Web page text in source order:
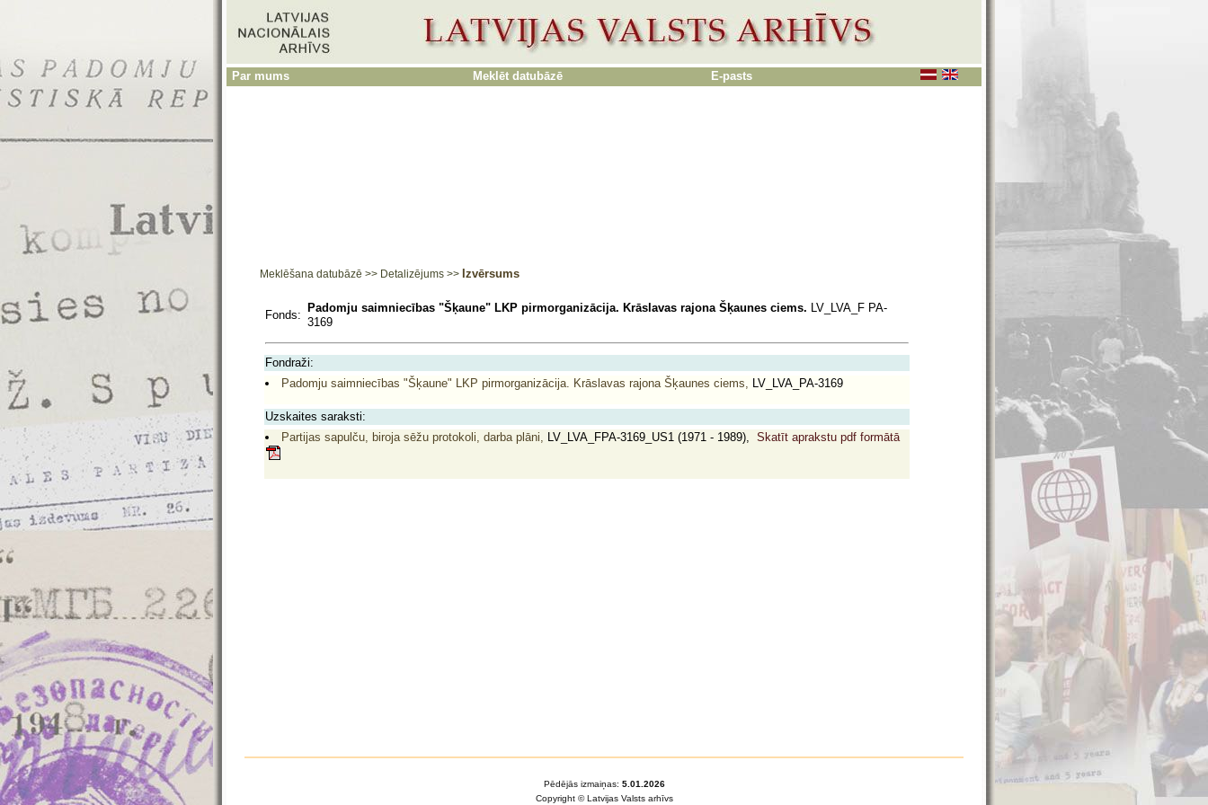
Par mums Meklēt datubāzē E-pasts
Meklēšana datubāzē >> Detalizējums >> Izvērsums
Fonds:
Padomju saimniecības "Šķaune" LKP pirmorganizācija. Krāslavas rajona Šķaunes ciems. LV_LVA_F PA-
3169
Fondraži:
Padomju saimniecības "Šķaune" LKP pirmorganizācija. Krāslavas rajona Šķaunes ciems, LV_LVA_PA-3169
Uzskaites saraksti:
Partijas sapulču, biroja sēžu protokoli, darba plāni, LV_LVA_FPA-3169_US1 (1971 - 1989), Skatīt aprakstu pdf formātā
Pēdējās izmaiņas: 5.01.2026
Copyright © Latvijas Valsts arhīvs